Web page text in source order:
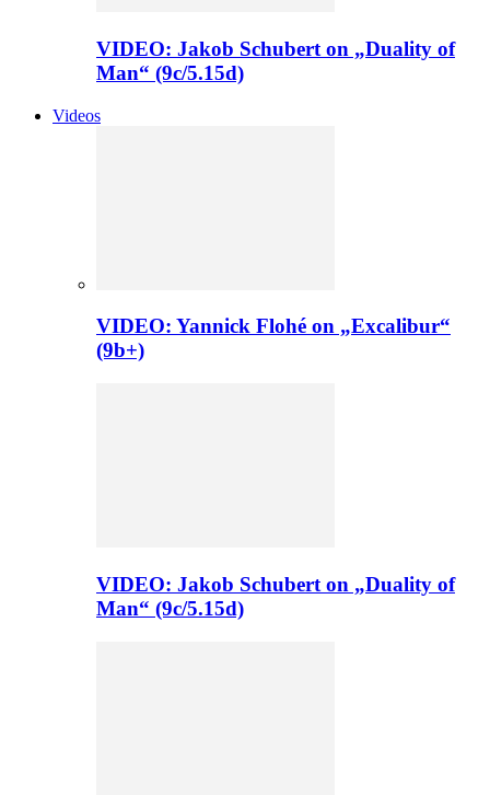
VIDEO: Jakob Schubert on „Duality of
Man“ (9c/5.15d)
Videos
VIDEO: Yannick Flohé on „Excalibur“
(9b+)
VIDEO: Jakob Schubert on „Duality of
Man“ (9c/5.15d)